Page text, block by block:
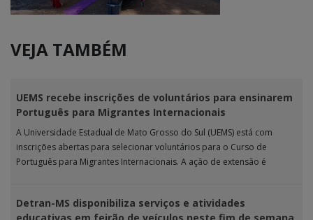
VEJA TAMBÉM
UEMS recebe inscrições de voluntários para ensinarem
Português para Migrantes Internacionais
A Universidade Estadual de Mato Grosso do Sul (UEMS) está com
inscrições abertas para selecionar voluntários para o Curso de
Português para Migrantes Internacionais. A ação de extensão é
Detran-MS disponibiliza serviços e atividades